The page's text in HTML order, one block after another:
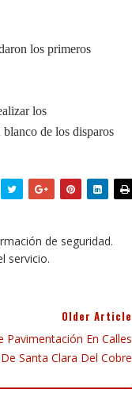
los primeros
los
blanco de los disparos
de seguridad.
servicio.
Older Article
Pavimentación En Calles
De Santa Clara Del Cobre